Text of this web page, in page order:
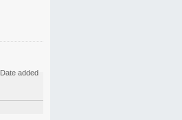
Date added